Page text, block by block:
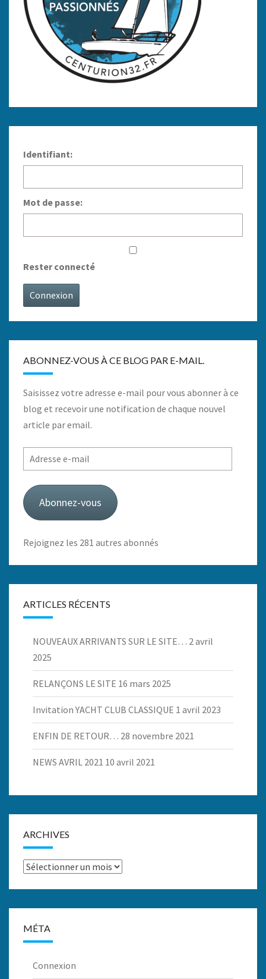
Identifiant:
Mot de passe:
Rester connecté
Connexion
ABONNEZ-VOUS À CE BLOG PAR E-MAIL.
Saisissez votre adresse e-mail pour vous abonner à ce
blog et recevoir une notification de chaque nouvel
article par email.
Adresse
e-
mail
Abonnez-vous
Rejoignez les 281 autres abonnés
ARTICLES RÉCENTS
NOUVEAUX ARRIVANTS SUR LE SITE… 2 avril
2025
RELANÇONS LE SITE 16 mars 2025
Invitation YACHT CLUB CLASSIQUE 1 avril 2023
ENFIN DE RETOUR… 28 novembre 2021
NEWS AVRIL 2021 10 avril 2021
ARCHIVES
Archives
MÉTA
Connexion